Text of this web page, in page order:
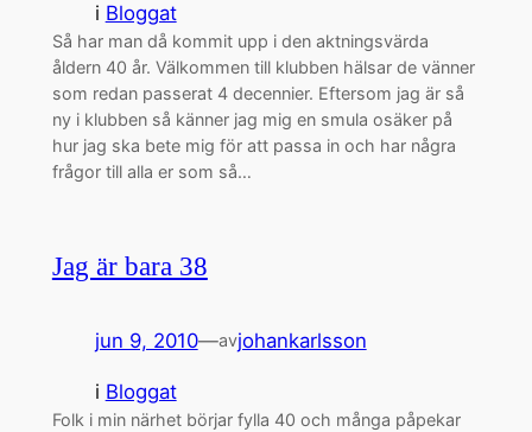
i Bloggat
Så har man då kommit upp i den aktningsvärda
åldern 40 år. Välkommen till klubben hälsar de vänner
som redan passerat 4 decennier. Eftersom jag är så
ny i klubben så känner jag mig en smula osäker på
hur jag ska bete mig för att passa in och har några
frågor till alla er som så…
Jag är bara 38
jun 9, 2010—avjohankarlsson
i Bloggat
Folk i min närhet börjar fylla 40 och många påpekar